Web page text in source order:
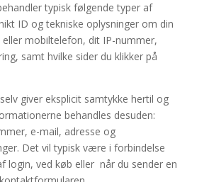
typisk følgende typer af
ID og tekniske oplysninger om din
mobiltelefon, dit IP-nummer,
samt hvilke sider du klikker på
giver eksplicit samtykke hertil og
behandles desuden:
e-mail, adresse og
Det vil typisk være i forbindelse
login, ved køb eller når du sender en